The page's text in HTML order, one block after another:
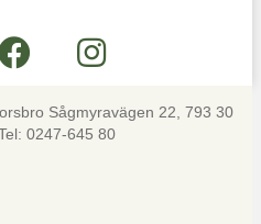
Sågmyravägen 22, 793 30
0247-645 80